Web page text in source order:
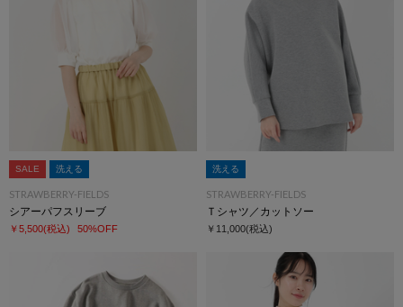
SALE 洗える
STRAWBERRY-FIELDS
シアーパフスリーブ
￥5,500(税込) 50%OFF
洗える
STRAWBERRY-FIELDS
Ｔシャツ／カットソー
￥11,000(税込)